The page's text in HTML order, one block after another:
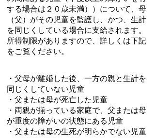
する場合は２０歳未満））について、母
（父）がその児童を監護し、かつ、生計
を同じくしている場合に支給されます。
所得制限がありますので、詳しくは下記
をご覧ください。
・父母が離婚した後、一方の親と生計を
同じくしていない児童
・父または母が死亡した児童
・両親が揃っている家庭で、父または母
が重度の障がいの状態にある児童
・父または母の生死が明らかでない児童